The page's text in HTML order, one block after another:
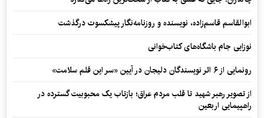
ابوالقاسم قاسم‌زاده، نویسنده و روزنامه‌نگار پیشکسوت درگذشت
نوزایی جام باشگاه‌های کتاب‌خوانی
رونمایی از ۶ اثر نویسندگان دلیجان در آیین «سر این قلم سلامت»
از تصویر رهبر شهید تا قلب مردم عراق؛ بازتاب یک محبوبیت گسترده در
راهپیمایی اربعین